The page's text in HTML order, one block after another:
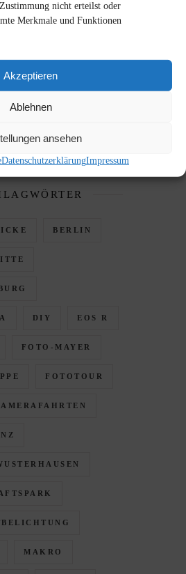
nicht erteilst oder
Merkmale und Funktionen
Akzeptieren
Ablehnen
ansehen
DatenschutzerklärungImpressum
BERLIN
DIY EOS R
FOTO-MAYER
FOTOTOUR
MAKRO